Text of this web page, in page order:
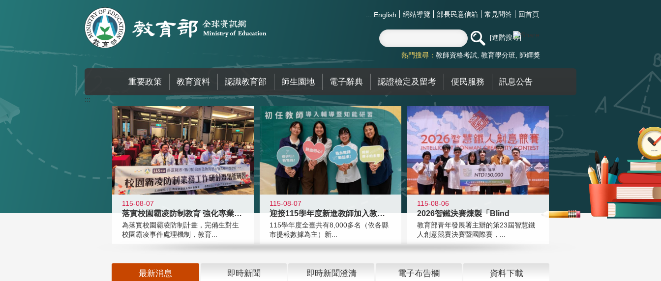
::: English 網站導覽 部長民意信箱 常見問答 回首頁
進階搜尋
熱門搜尋： 教師資格考試 教育學分班 師鐸獎
重要政策 教育資料 認識教育部 師生園地 電子辭典 認證檢定及留考 便民服務 訊息公告
:::
115-08-07
落實校園霸凌防制教育 強化專業知能
為落實校園霸凌防制計畫，完備生對生
校園霸凌事件處理機制，教育...
115-08-07
迎接115學年度新進教師加入教育現
115學年度全臺共有8,000多名（依各縣
市提報數據為主）新...
115-08-06
2026智鐵決賽煉製「Blind
教育部青年發展署主辦的第23屆智慧鐵
人創意競賽決賽暨國際賽，...
最新消息 即時新聞 即時新聞澄清 電子布告欄 資料下載